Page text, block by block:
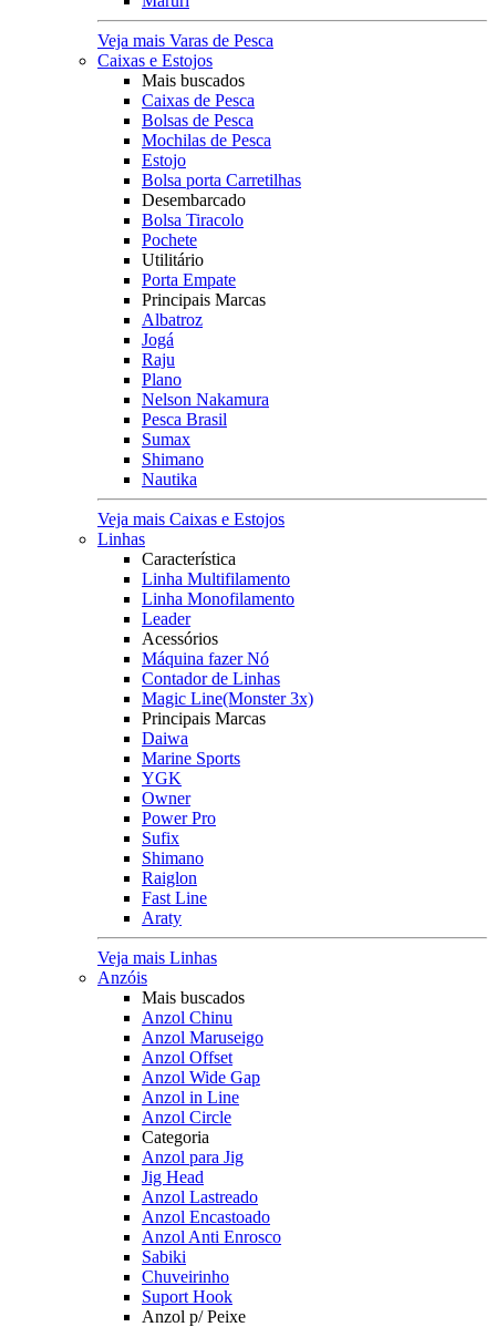
Veja mais Varas de Pesca
Caixas e Estojos
Mais buscados
Caixas de Pesca
Bolsas de Pesca
Mochilas de Pesca
Estojo
Bolsa porta Carretilhas
Desembarcado
Bolsa Tiracolo
Pochete
Utilitário
Porta Empate
Principais Marcas
Albatroz
Jogá
Raju
Plano
Nelson Nakamura
Pesca Brasil
Sumax
Shimano
Nautika
Veja mais Caixas e Estojos
Linhas
Característica
Linha Multifilamento
Linha Monofilamento
Leader
Acessórios
Máquina fazer Nó
Contador de Linhas
Magic Line(Monster 3x)
Principais Marcas
Daiwa
Marine Sports
YGK
Owner
Power Pro
Sufix
Shimano
Raiglon
Fast Line
Araty
Veja mais Linhas
Anzóis
Mais buscados
Anzol Chinu
Anzol Maruseigo
Anzol Offset
Anzol Wide Gap
Anzol in Line
Anzol Circle
Categoria
Anzol para Jig
Jig Head
Anzol Lastreado
Anzol Encastoado
Anzol Anti Enrosco
Sabiki
Chuveirinho
Suport Hook
Anzol p/ Peixe